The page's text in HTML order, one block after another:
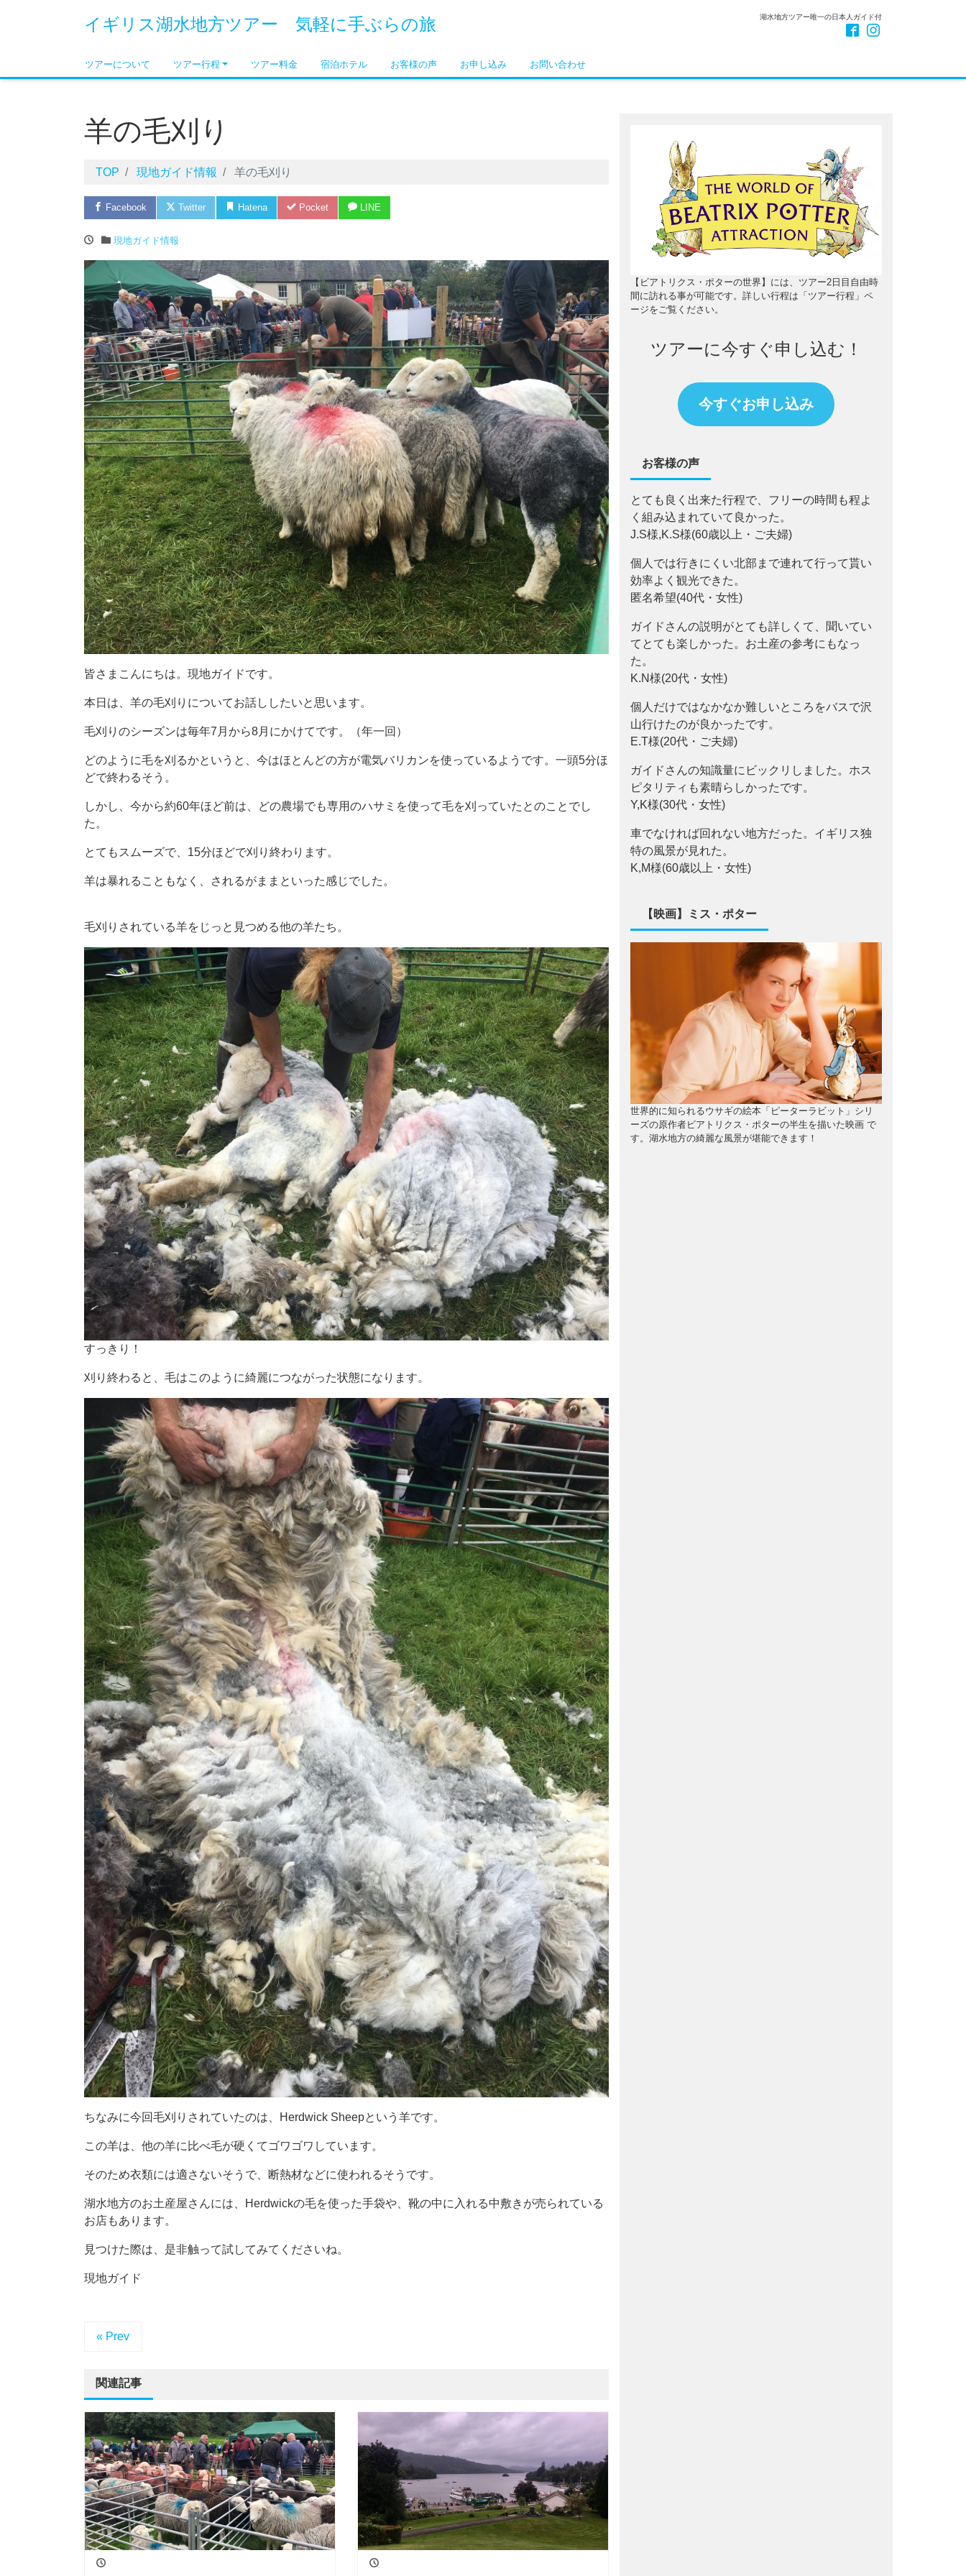
イギリス湖水地方ツアー 気軽に手ぶらの旅 湖水地方ツアー唯一の日本人ガイド付
ツアーについて ツアー行程 ツアー料金 宿泊ホテル お客様の声 お申し込み お問い合わせ
羊の毛刈り
TOP 現地ガイド情報 羊の毛刈り
Facebook Twitter Hatena Pocket LINE
現地ガイド情報
皆さまこんにちは。現地ガイドです。
本日は、羊の毛刈りについてお話ししたいと思います。
毛刈りのシーズンは毎年7月から8月にかけてです。（年一回）
どのように毛を刈るかというと、今はほとんどの方が電気バリカンを使っているようです。一頭5分ほ
どで終わるそう。
しかし、今から約60年ほど前は、どの農場でも専用のハサミを使って毛を刈っていたとのことでし
た。
とてもスムーズで、15分ほどで刈り終わります。
羊は暴れることもなく、されるがままといった感じでした。
毛刈りされている羊をじっと見つめる他の羊たち。
すっきり！
刈り終わると、毛はこのように綺麗につながった状態になります。
ちなみに今回毛刈りされていたのは、Herdwick Sheepという羊です。
この羊は、他の羊に比べ毛が硬くてゴワゴワしています。
そのため衣類には適さないそうで、断熱材などに使われるそうです。
湖水地方のお土産屋さんには、Herdwickの毛を使った手袋や、靴の中に入れる中敷きが売られている
お店もあります。
見つけた際は、是非触って試してみてくださいね。
現地ガイド
« Prev
関連記事
【ビアトリクス・ポターの世界】には、ツアー2日目自由時
間に訪れる事が可能です。詳しい行程は「ツアー行程」ペ
ージをご覧ください。
ツアーに今すぐ申し込む！
今すぐお申し込み
お客様の声
とても良く出来た行程で、フリーの時間も程よ
く組み込まれていて良かった。
J.S様,K.S様(60歳以上・ご夫婦)
個人では行きにくい北部まで連れて行って貰い
効率よく観光できた。
匿名希望(40代・女性)
ガイドさんの説明がとても詳しくて、聞いてい
てとても楽しかった。お土産の参考にもなっ
た。
K.N様(20代・女性)
個人だけではなかなか難しいところをバスで沢
山行けたのが良かったです。
E.T様(20代・ご夫婦)
ガイドさんの知識量にビックリしました。ホス
ピタリティも素晴らしかったです。
Y,K様(30代・女性)
車でなければ回れない地方だった。イギリス独
特の風景が見れた。
K,M様(60歳以上・女性)
【映画】ミス・ポター
世界的に知られるウサギの絵本「ピーターラビット」シリ
ーズの原作者ビアトリクス・ポターの半生を描いた映画 で
す。湖水地方の綺麗な風景が堪能できます！